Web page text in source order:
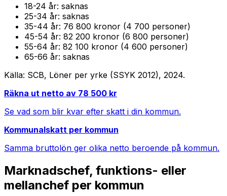
18-24 år: saknas
25-34 år: saknas
35-44 år: 76 800 kronor (4 700 personer)
45-54 år: 82 200 kronor (6 800 personer)
55-64 år: 82 100 kronor (4 600 personer)
65-66 år: saknas
Källa: SCB, Löner per yrke (SSYK 2012), 2024.
Räkna ut netto av 78 500 kr
Se vad som blir kvar efter skatt i din kommun.
Kommunalskatt per kommun
Samma bruttolön ger olika netto beroende på kommun.
Marknadschef, funktions- eller
mellanchef per kommun